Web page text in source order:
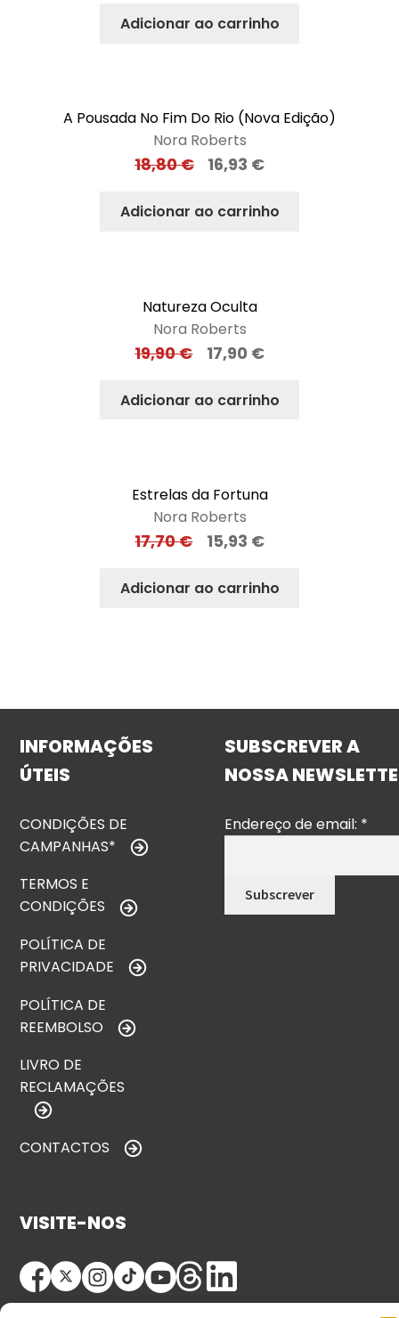
Adicionar ao carrinho
A Pousada No Fim Do Rio (Nova Edição)
Nora Roberts
18,80€ 16,93 €
Adicionar ao carrinho
Natureza Oculta
Nora Roberts
19,90€ 17,90 €
Adicionar ao carrinho
Estrelas da Fortuna
Nora Roberts
17,70€ 15,93 €
Adicionar ao carrinho
INFORMAÇÕES
ÚTEIS
CONDIÇÕES DE
CAMPANHAS*
TERMOS E
CONDIÇÕES
POLÍTICA DE
PRIVACIDADE
POLÍTICA DE
REEMBOLSO
LIVRO DE
RECLAMAÇÕES
CONTACTOS
SUBSCREVER A
NOSSA
Endereço de email: *
VISITE-NOS